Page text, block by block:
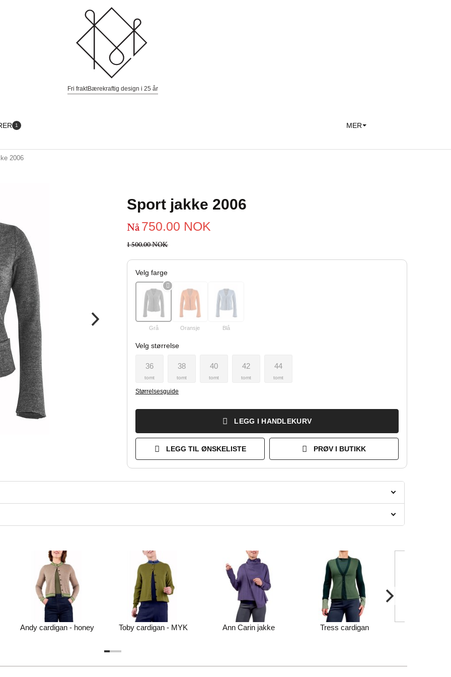
Fri fraktBærekraftig design i 25 år
1 MER
2006
Sport jakke 2006
Nå750.00 NOK
1 500.00 NOK
Velg farge
Grå Oransje Blå
Velg størrelse
36
tomt
38
tomt
40
tomt
42
tomt
44
tomt
Størrelsesguide
LEGG I HANDLEKURV
LEGG TIL ØNSKELISTE PRØV I BUTIKK
Andy cardigan - honey Toby cardigan - MYK Ann Carin jakke Tress cardigan